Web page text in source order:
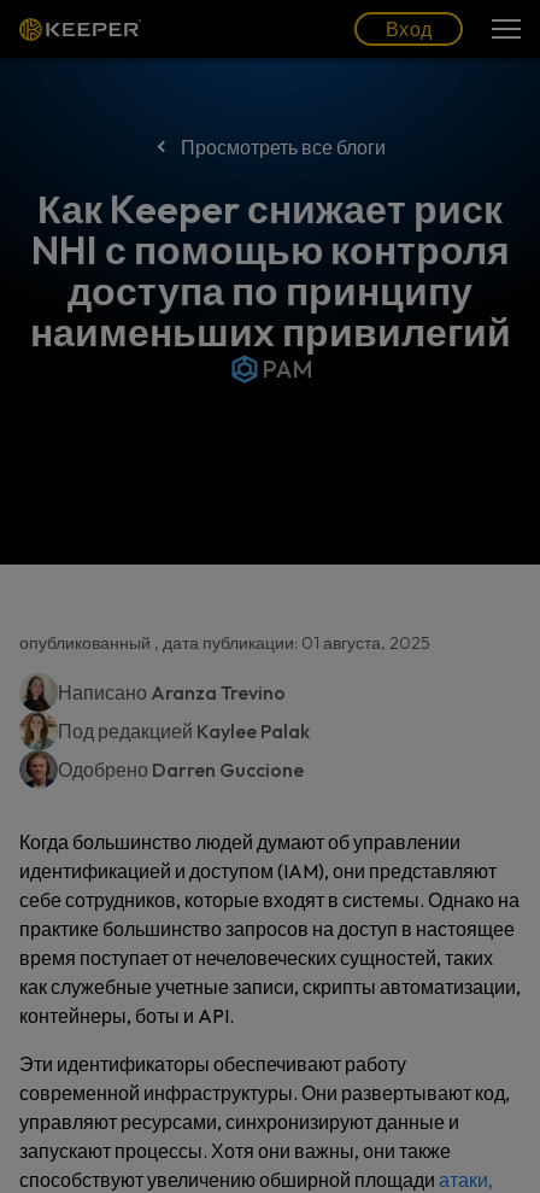
Вход
Просмотреть все блоги
Как Keeper снижает риск
NHI с помощью контроля
доступа по принципу
наименьших привилегий
PAM
опубликованный , дата публикации: 01 августа, 2025
Написано Aranza Trevino
Под редакцией Kaylee Palak
Одобрено Darren Guccione
Когда большинство людей думают об управлении
идентификацией и доступом (IAM), они представляют
себе сотрудников, которые входят в системы. Однако на
практике большинство запросов на доступ в настоящее
время поступает от нечеловеческих сущностей, таких
как служебные учетные записи, скрипты автоматизации,
контейнеры, боты и API.
Эти идентификаторы обеспечивают работу
современной инфраструктуры. Они развертывают код,
управляют ресурсами, синхронизируют данные и
запускают процессы. Хотя они важны, они также
способствуют увеличению обширной площади атаки,